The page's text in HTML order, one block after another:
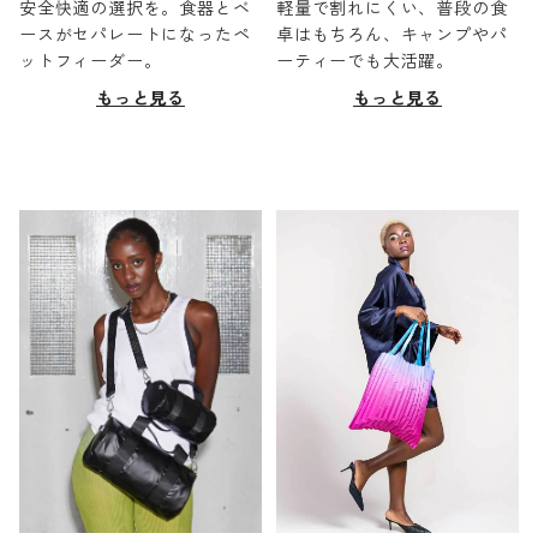
安全快適の選択を。食器とベ
ースがセパレートになったペ
ットフィーダー。
もっと見る
軽量で割れにくい、普段の食
卓はもちろん、キャンプやパ
ーティーでも大活躍。
もっと見る